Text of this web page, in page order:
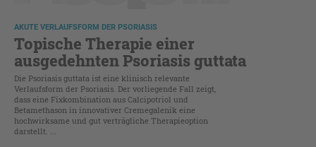
AKUTE VERLAUFSFORM DER PSORIASIS
Topische Therapie einer
ausgedehnten Psoriasis guttata
Die Psoriasis guttata ist eine klinisch relevante
Verlaufsform der Psoriasis. Der vorliegende Fall zeigt,
dass eine Fixkombination aus Calcipotriol und
Betamethason in innovativer Cremegalenik eine
hochwirksame und gut verträgliche Therapieoption
darstellt. ...